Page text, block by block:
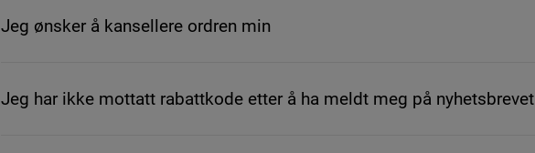
Jeg ønsker å kansellere ordren min
Jeg har ikke mottatt rabattkode etter å ha meldt meg på nyhetsbrevet